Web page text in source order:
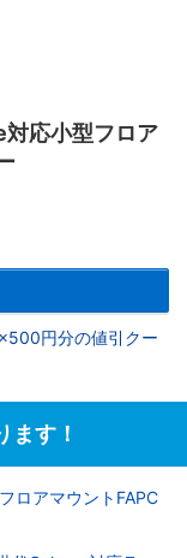
応小型フロア
円分の値引クー
ます！
ロアマウントFAPC